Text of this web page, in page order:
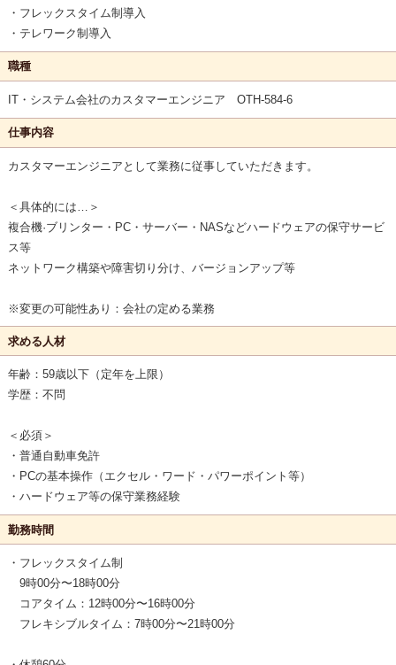
・フレックスタイム制導入
・テレワーク制導入
職種
IT・システム会社のカスタマーエンジニア OTH-584-6
仕事内容
カスタマーエンジニアとして業務に従事していただきます。
＜具体的には…＞
複合機·ブリンター・PC・サーバー・NASなどハードウェアの保守サービ
ス等
ネットワーク構築や障害切り分け、バージョンアップ等
※変更の可能性あり：会社の定める業務
求める人材
年齢：59歳以下（定年を上限）
学歴：不問
＜必須＞
・普通自動車免許
・PCの基本操作（エクセル・ワード・パワーポイント等）
・ハードウェア等の保守業務経験
勤務時間
・フレックスタイム制
9時00分〜18時00分
コアタイム：12時00分〜16時00分
フレキシブルタイム：7時00分〜21時00分